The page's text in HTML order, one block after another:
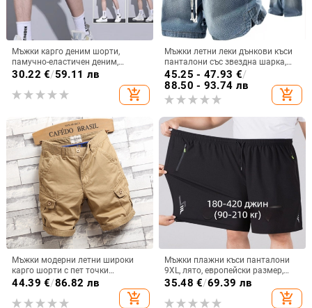
Мъжки карго деним шорти,
памучно-еластичен деним,
микроеластичност, права кройка,
30.22 €/59.11 лв
add_shopping_cart
Мъжки летни леки дънкови къси
панталони със звездна шарка,
плюс размер, свободен силует, до
коляното, ежедневни
45.25 - 47.93 €/
88.50 - 93.74 лв
add_shopping_cart
Мъжки модерни летни широки
карго шорти с пет точки
закопчаване, модерна марка,
ежедневни спортни шорти с пет
точки закопчаване, черни
44.39 €/86.82 лв
add_shopping_cart
Мъжки плажни къси панталони
9XL, лято, европейски размер,
права кройка
35.48 €/69.39 лв
add_shopping_cart